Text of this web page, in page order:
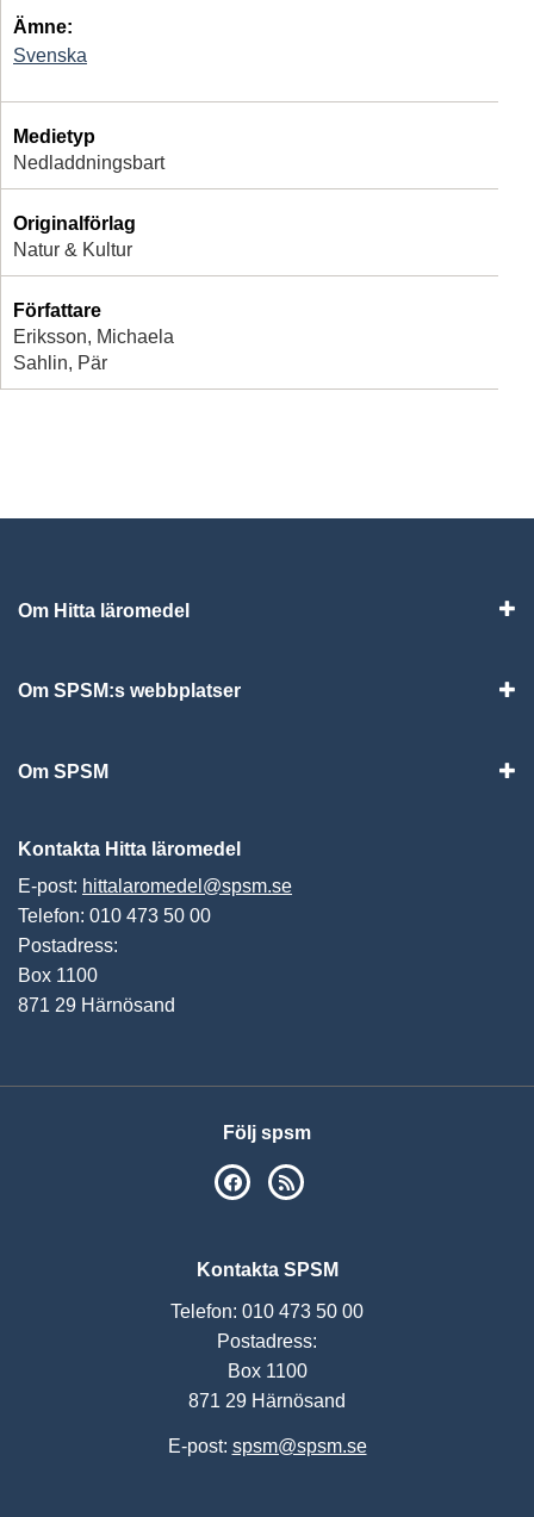
Ämne:
Svenska
Medietyp
Nedladdningsbart
Originalförlag
Natur & Kultur
Författare
Eriksson, Michaela
Sahlin, Pär
Om Hitta läromedel
Om SPSM:s webbplatser
Om SPSM
Kontakta Hitta läromedel
E-post: hittalaromedel@spsm.se
Telefon: 010 473 50 00
Postadress:
Box 1100
871 29 Härnösand
Följ spsm
SPSM på Facebook
Kontakta SPSM
Telefon: 010 473 50 00
Postadress:
Box 1100
871 29 Härnösand
E-post: spsm@spsm.se